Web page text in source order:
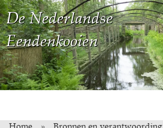
De Nederlandse
Eendenkooien